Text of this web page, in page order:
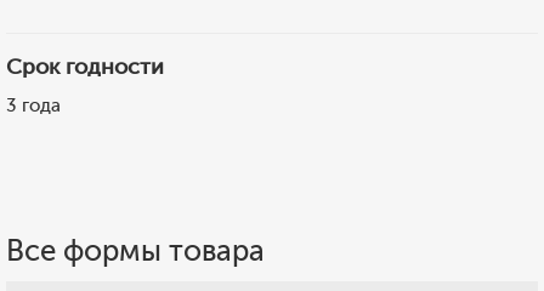
Срок годности
3 года
Все формы товара